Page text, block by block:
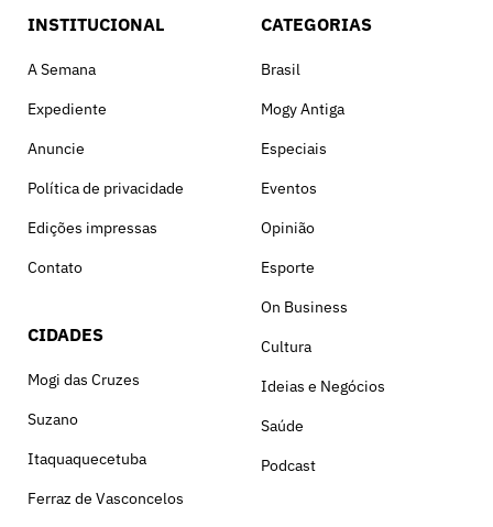
INSTITUCIONAL
A Semana
Expediente
Anuncie
Política de privacidade
Edições impressas
Contato
CIDADES
Mogi das Cruzes
Suzano
Itaquaquecetuba
Ferraz de Vasconcelos
CATEGORIAS
Brasil
Mogy Antiga
Especiais
Eventos
Opinião
Esporte
On Business
Cultura
Ideias e Negócios
Saúde
Podcast